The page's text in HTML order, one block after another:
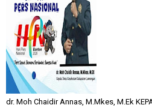
dr. Moh Chaidir Annas, M.Mkes, M.Ek